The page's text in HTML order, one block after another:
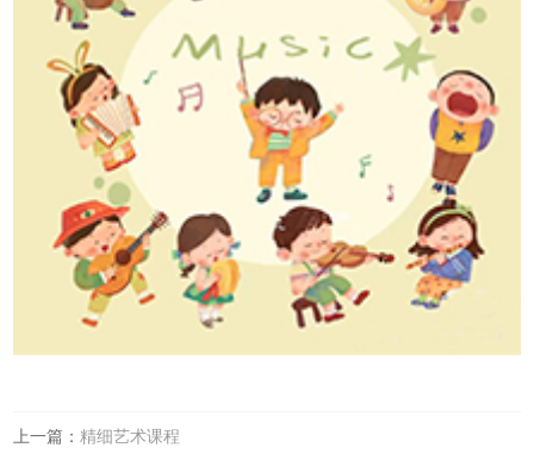
上一篇： 精细艺术课程